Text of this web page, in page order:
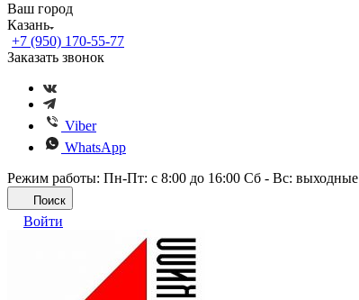
Ваш город
Казань
+7 (950) 170-55-77
Заказать звонок
Viber
WhatsApp
Режим работы: Пн-Пт: с 8:00 до 16:00 Сб - Вс: выходные
Поиск
Войти